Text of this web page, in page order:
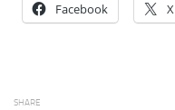
Facebook X
SHARE